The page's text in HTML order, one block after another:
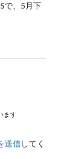
で、5月下
ます
送信してく